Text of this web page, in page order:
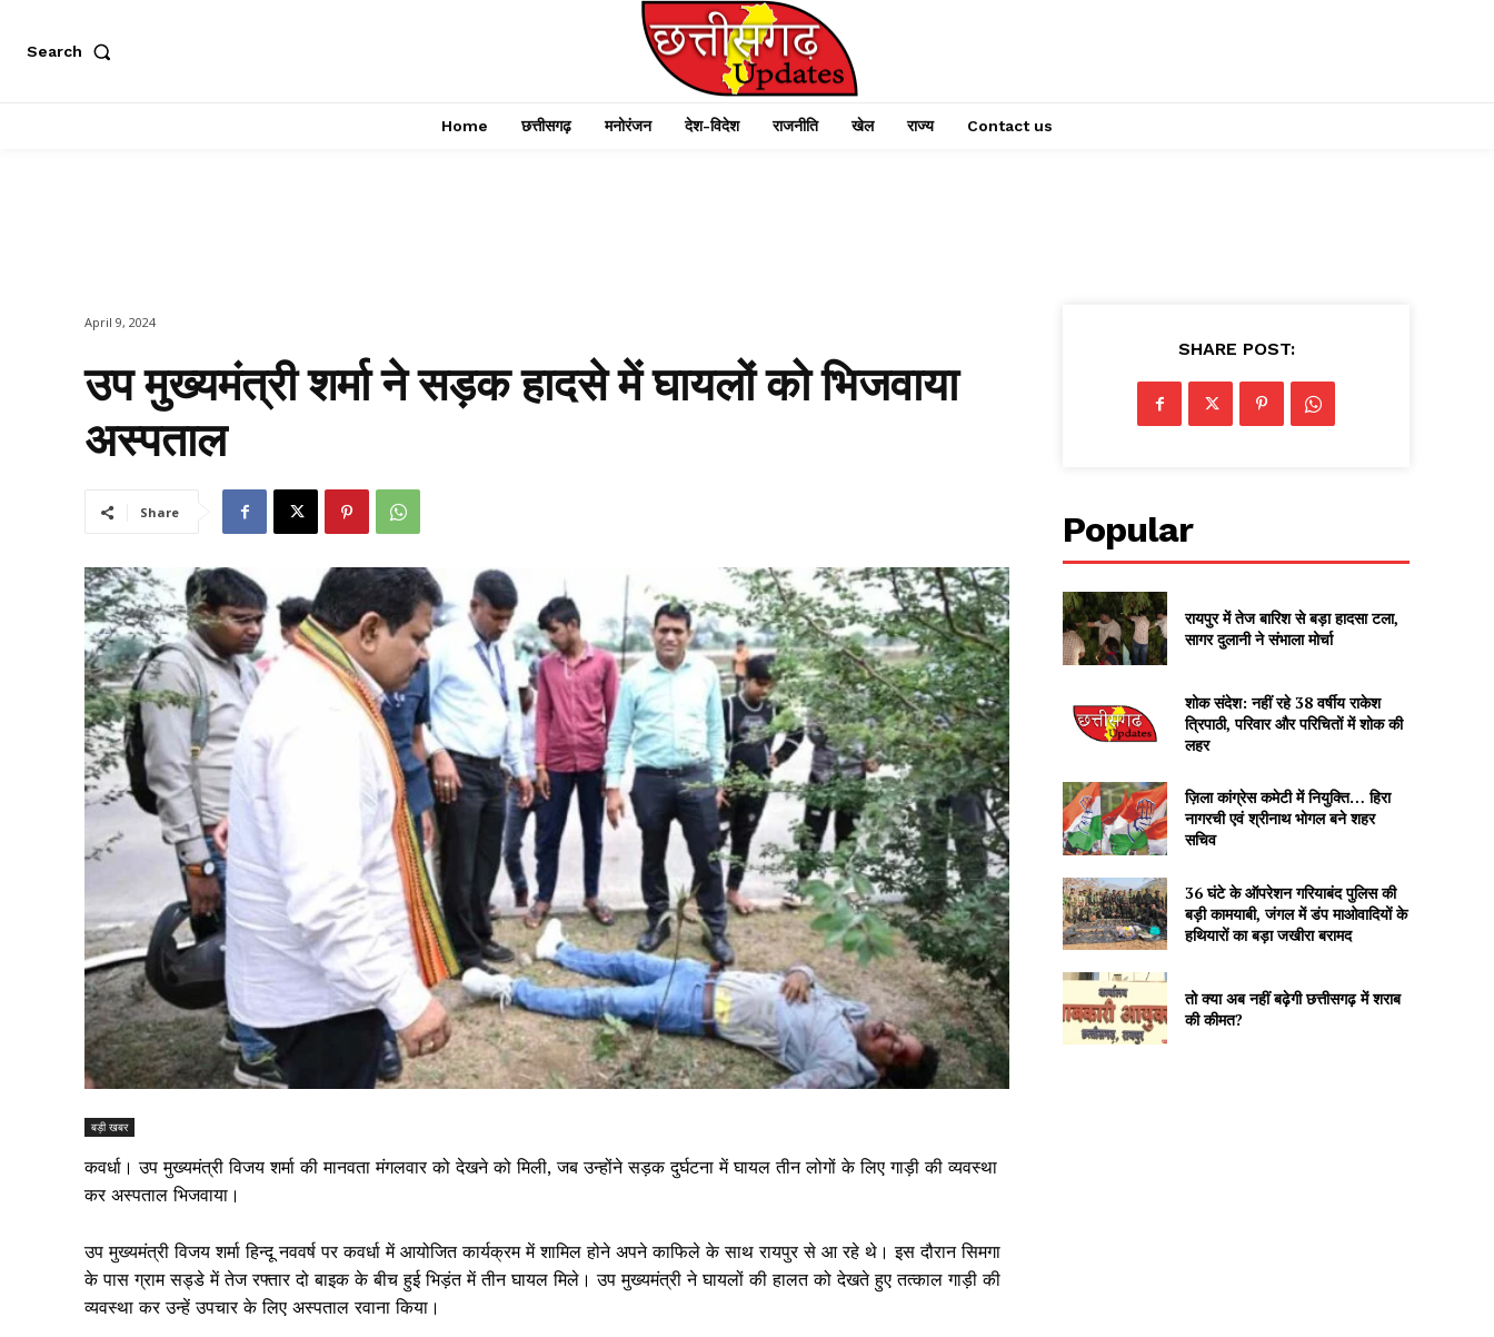
Search
Home छत्तीसगढ़ मनोरंजन देश-विदेश राजनीति खेल राज्य Contact us
April 9, 2024
उप मुख्यमंत्री शर्मा ने सड़क हादसे में घायलों को भिजवाया
अस्पताल
Share
बड़ी खबर
कवर्धा। उप मुख्यमंत्री विजय शर्मा की मानवता मंगलवार को देखने को मिली, जब उन्होंने सड़क दुर्घटना में घायल तीन लोगों के लिए गाड़ी की व्यवस्था
कर अस्पताल भिजवाया।
उप मुख्यमंत्री विजय शर्मा हिन्दू नववर्ष पर कवर्धा में आयोजित कार्यक्रम में शामिल होने अपने काफिले के साथ रायपुर से आ रहे थे। इस दौरान सिमगा
के पास ग्राम सड्डे में तेज रफ्तार दो बाइक के बीच हुई भिड़ंत में तीन घायल मिले। उप मुख्यमंत्री ने घायलों की हालत को देखते हुए तत्काल गाड़ी की
व्यवस्था कर उन्हें उपचार के लिए अस्पताल रवाना किया।
SHARE POST:
Popular
रायपुर में तेज बारिश से बड़ा हादसा टला,
सागर दुलानी ने संभाला मोर्चा
शोक संदेश: नहीं रहे 38 वर्षीय राकेश
त्रिपाठी, परिवार और परिचितों में शोक की
लहर
ज़िला कांग्रेस कमेटी में नियुक्ति… हिरा
नागरची एवं श्रीनाथ भोगल बने शहर
सचिव
36 घंटे के ऑपरेशन गरियाबंद पुलिस की
बड़ी कामयाबी, जंगल में डंप माओवादियों के
हथियारों का बड़ा जखीरा बरामद
तो क्या अब नहीं बढ़ेगी छत्तीसगढ़ में शराब
की कीमत?